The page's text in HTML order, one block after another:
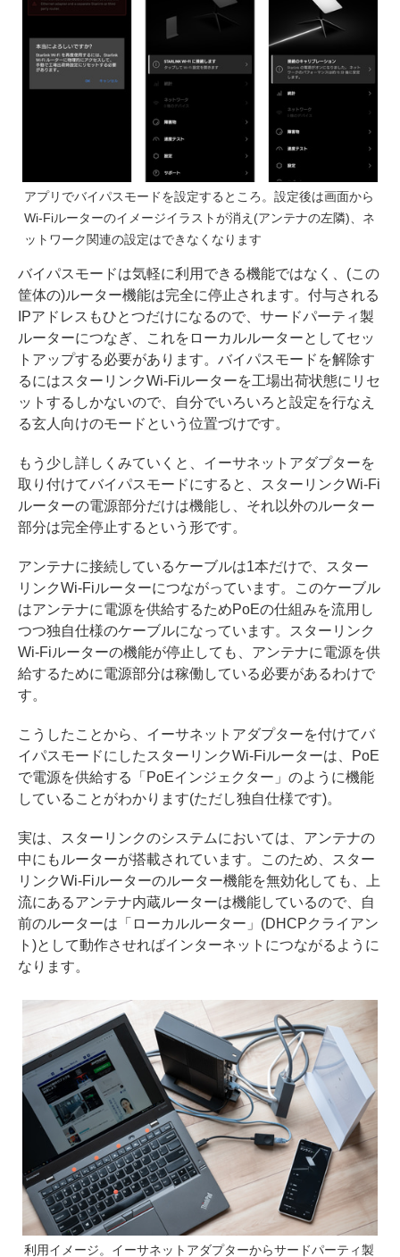
アプリでバイパスモードを設定するところ。設定後は画面から
Wi-Fiルーターのイメージイラストが消え(アンテナの左隣)、ネ
ットワーク関連の設定はできなくなります
バイパスモードは気軽に利用できる機能ではなく、(この
筐体の)ルーター機能は完全に停止されます。付与される
IPアドレスもひとつだけになるので、サードパーティ製
ルーターにつなぎ、これをローカルルーターとしてセッ
トアップする必要があります。バイパスモードを解除す
るにはスターリンクWi-Fiルーターを工場出荷状態にリセ
ットするしかないので、自分でいろいろと設定を行なえ
る玄人向けのモードという位置づけです。
もう少し詳しくみていくと、イーサネットアダプターを
取り付けてバイパスモードにすると、スターリンクWi-Fi
ルーターの電源部分だけは機能し、それ以外のルーター
部分は完全停止するという形です。
アンテナに接続しているケーブルは1本だけで、スター
リンクWi-Fiルーターにつながっています。このケーブル
はアンテナに電源を供給するためPoEの仕組みを流用し
つつ独自仕様のケーブルになっています。スターリンク
Wi-Fiルーターの機能が停止しても、アンテナに電源を供
給するために電源部分は稼働している必要があるわけで
す。
こうしたことから、イーサネットアダプターを付けてバ
イパスモードにしたスターリンクWi-Fiルーターは、PoE
で電源を供給する「PoEインジェクター」のように機能
していることがわかります(ただし独自仕様です)。
実は、スターリンクのシステムにおいては、アンテナの
中にもルーターが搭載されています。このため、スター
リンクWi-Fiルーターのルーター機能を無効化しても、上
流にあるアンテナ内蔵ルーターは機能しているので、自
前のルーターは「ローカルルーター」(DHCPクライアン
ト)として動作させればインターネットにつながるように
なります。
利用イメージ。イーサネットアダプターからサードパーティ製